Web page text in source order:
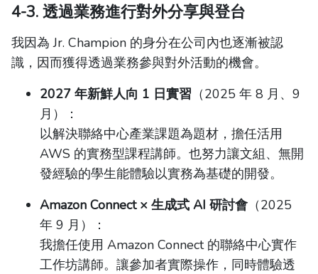
4-3. 透過業務進行對外分享與登台
我因為 Jr. Champion 的身分在公司內也逐漸被認
識，因而獲得透過業務參與對外活動的機會。
2027 年新鮮人向 1 日實習 （2025 年 8 月、9
月）：
以解決聯絡中心產業課題為題材，擔任活用
AWS 的實務型課程講師。也努力讓文組、無開
發經驗的學生能體驗以實務為基礎的開發。
Amazon Connect × 生成式 AI 研討會 （2025
年 9 月）：
我擔任使用 Amazon Connect 的聯絡中心實作
工作坊講師。讓參加者實際操作，同時體驗透